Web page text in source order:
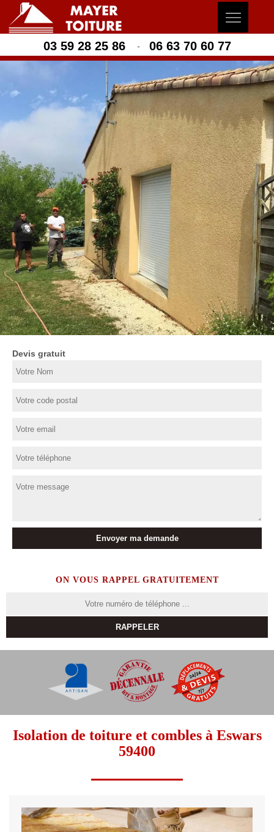
03 59 28 25 86 - 06 63 70 60 77
Devis gratuit
ON VOUS RAPPEL GRATUITEMENT
Isolation de toiture et combles à Eswars
59400